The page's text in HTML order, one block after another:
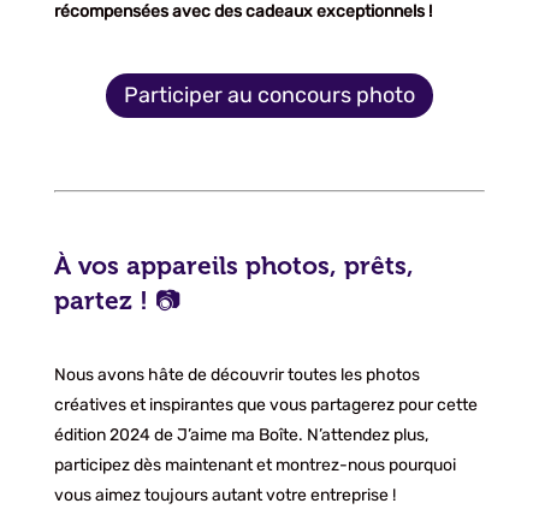
récompensées avec des cadeaux exceptionnels !
Participer au concours photo
À vos appareils photos, prêts,
partez ! 📷
Nous avons hâte de découvrir toutes les photos
créatives et inspirantes que vous partagerez pour cette
édition 2024 de J’aime ma Boîte. N’attendez plus,
participez dès maintenant et montrez-nous pourquoi
vous aimez toujours autant votre entreprise !